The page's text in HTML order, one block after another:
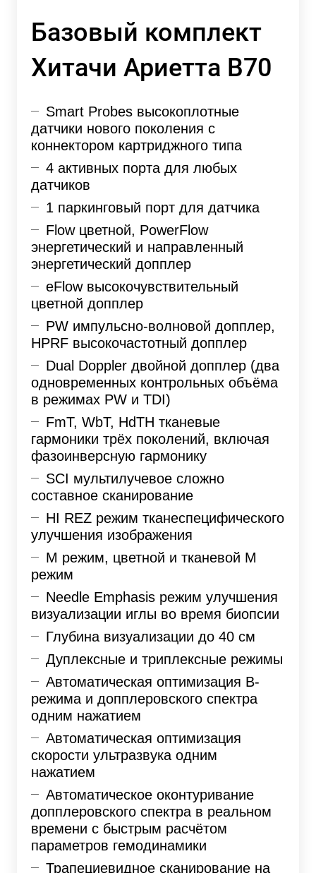
Базовый комплект
Хитачи Ариетта В70
Smart Probes высокоплотные
датчики нового поколения с
коннектором картриджного типа
4 активных порта для любых
датчиков
1 паркинговый порт для датчика
Flow цветной, PowerFlow
энергетический и направленный
энергетический допплер
eFlow высокочувствительный
цветной допплер
PW импульсно-волновой допплер,
HPRF высокочастотный допплер
Dual Doppler двойной допплер (два
одновременных контрольных объёма
в режимах PW и TDI)
FmT, WbT, HdTH тканевые
гармоники трёх поколений, включая
фазоинверсную гармонику
SCI мультилучевое сложно
составное сканирование
HI REZ режим тканеспецифического
улучшения изображения
M режим, цветной и тканевой М
режим
Needle Emphasis режим улучшения
визуализации иглы во время биопсии
Глубина визуализации до 40 см
Дуплексные и триплексные режимы
Автоматическая оптимизация В-
режима и допплеровского спектра
одним нажатием
Автоматическая оптимизация
скорости ультразвука одним
нажатием
Автоматическое оконтуривание
допплеровского спектра в реальном
времени с быстрым расчётом
параметров гемодинамики
Трапециевидное сканирование на